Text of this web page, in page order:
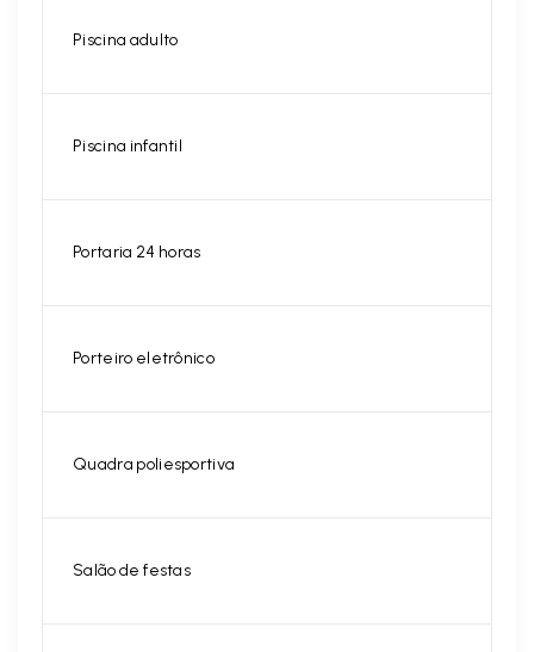
Piscina adulto
Piscina infantil
Portaria 24 horas
Porteiro eletrônico
Quadra poliesportiva
Salão de festas